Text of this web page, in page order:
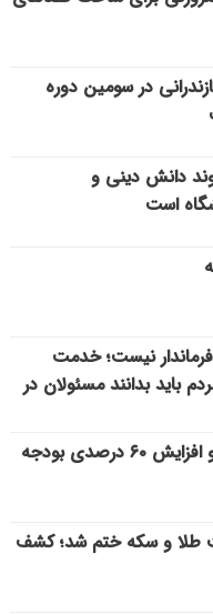
تیرانداز مازندرانی در سومین دوره
دانش دینی و
است
نیست؛ خدمت
باید بدانند مسئولان در
اجرای پروژه‌های عمرانی و افزایش ۶۰ درصدی بودجه
طلا و سکه ختم شد؛ کشف